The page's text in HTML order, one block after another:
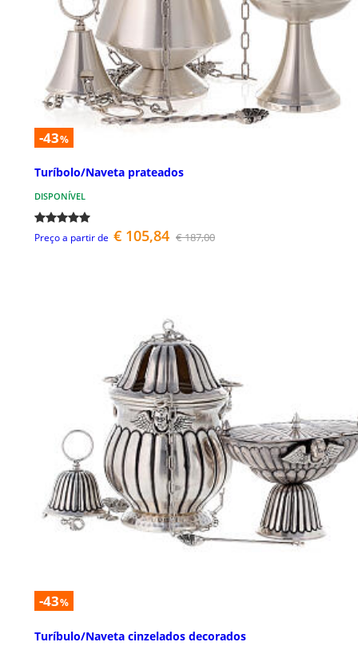
-43%
Turíbolo/Naveta prateados
DISPONÍVEL
Preço a partir de € 105,84 € 187,00
-43%
Turíbulo/Naveta cinzelados decorados